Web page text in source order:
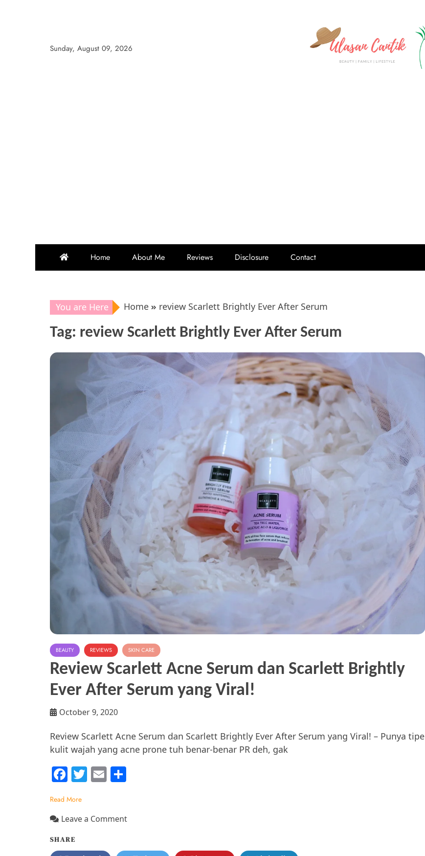
Sunday, August 09, 2026
Home About Me Reviews Disclosure Contact
You are Here Home review Scarlett Brightly Ever After Serum
Tag: review Scarlett Brightly Ever After Serum
BEAUTY REVIEWS SKIN CARE
Review Scarlett Acne Serum dan Scarlett Brightly
Ever After Serum yang Viral!
October 9, 2020
Review Scarlett Acne Serum dan Scarlett Brightly Ever After Serum yang Viral! – Punya tipe
kulit wajah yang acne prone tuh benar-benar PR deh, gak
F
c
e
b
T
er
E
l e
Read More
Leave a Commenton
Acne
SHARE